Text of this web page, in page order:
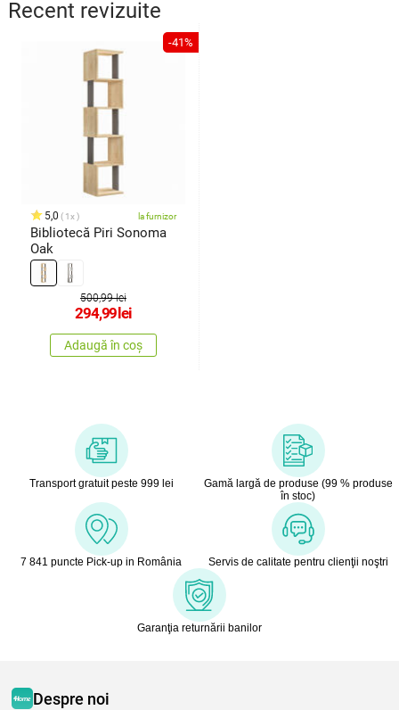
Recent revizuite
-41%
5,0 1x la furnizor
Bibliotecă Piri Sonoma
Oak
500,99 lei
294,99lei
Adaugă în coș
Transport gratuit peste 999 lei
Gamă largă de produse (99 % produse
în stoc)
7 841 puncte Pick-up in România Servis de calitate pentru clienţii noştri
Garanţia returnării banilor
Despre noi